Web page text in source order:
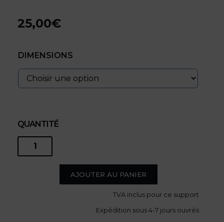
25,00€
DIMENSIONS
QUANTITÉ
quantité
AJOUTER AU PANIER
TVA inclus pour ce support
Expédition sous 4-7 jours ouvrés